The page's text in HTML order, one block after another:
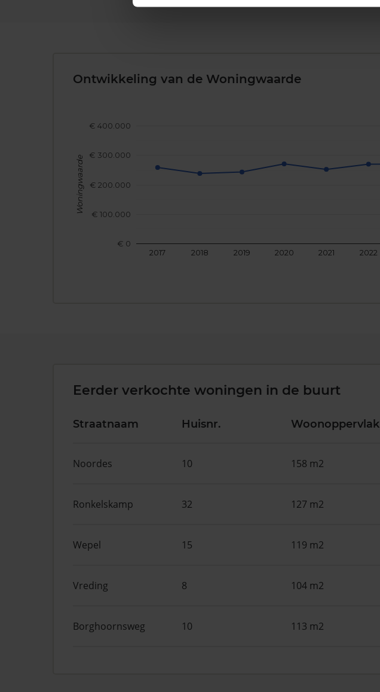
Ontwikkeling van de Woningwaarde
2017 2018 2019 2020 2021 2022
€ 0
€ 100.000
€ 200.000
€ 300.000
€ 400.000
Woningwaarde
Eerder verkochte woningen in de buurt
Straatnaam Huisnr. Woonoppervlak
Noordes 10 158 m2
Ronkelskamp 32 127 m2
Wepel 15 119 m2
Vreding 8 104 m2
Borghoornsweg 10 113 m2